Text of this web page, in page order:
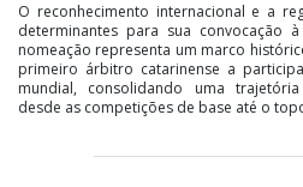
O reconhecimento internacional e a
determinantes para sua convocação
nomeação representa um marco
primeiro árbitro catarinense a
mundial, consolidando uma
desde as competições de base até o